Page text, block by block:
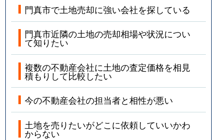
門真市で土地売却に強い会社を探している
門真市近隣の土地の売却相場や状況につい
て知りたい
複数の不動産会社に土地の査定価格を相見
積もりして比較したい
今の不動産会社の担当者と相性が悪い
土地を売りたいがどこに依頼していいかわ
からない